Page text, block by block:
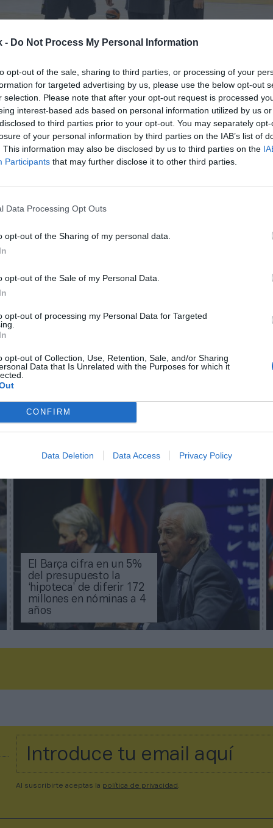
- Do Not Process My Personal Information
opt-out of the sale, sharing to third parties, or processing of your
for targeted advertising by us, please use the below opt-out
selection. Please note that after your opt-out request is processed
interest-based ads based on personal information utilized by us
to third parties prior to your opt-out. You may separately
of your personal information by third parties on the IAB’s list of
This information may also be disclosed by us to third parties on the
Participants that may further disclose it to other third parties.
Data Processing Opt Outs
opt-out of the Sharing of my personal data.
opt-out of the Sale of my Personal Data.
opt-out of processing my Personal Data for Targeted
opt-out of Collection, Use, Retention, Sale, and/or Sharing
Data that Is Unrelated with the Purposes for which it
CONFIRM
Data Deletion Data Access Privacy Policy
7 de enero de 2021
Guardar Me gusta
provocado que cualquier previsión a futuro deba
de Josep Maria Bartomeu anunció una
no formas parte de 2Playbook
¡Hazte Socio para acceder a este contenido exclusivo!
¡Suscríbete! Inicia sesión
El Barça cifra en un 5%
del presupuesto la
‘hipoteca’ de diferir 172
millones en nóminas a 4
años
Al suscribirte aceptas la política de privacidad